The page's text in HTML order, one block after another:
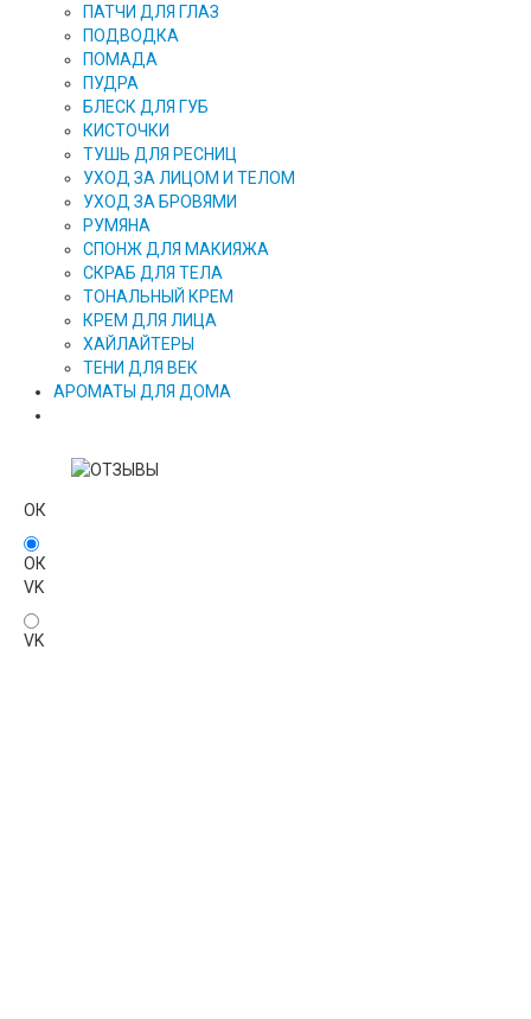
ПАТЧИ ДЛЯ ГЛАЗ
ПОДВОДКА
ПОМАДА
ПУДРА
БЛЕСК ДЛЯ ГУБ
КИСТОЧКИ
ТУШЬ ДЛЯ РЕСНИЦ
УХОД ЗА ЛИЦОМ И ТЕЛОМ
УХОД ЗА БРОВЯМИ
РУМЯНА
СПОНЖ ДЛЯ МАКИЯЖА
СКРАБ ДЛЯ ТЕЛА
ТОНАЛЬНЫЙ КРЕМ
КРЕМ ДЛЯ ЛИЦА
ХАЙЛАЙТЕРЫ
ТЕНИ ДЛЯ ВЕК
АРОМАТЫ ДЛЯ ДОМА
ОК
ОК
VK
VK